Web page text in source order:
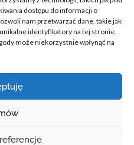
dostępu do informacji o
nam przetwarzać dane, takie jak
identyfikatory na tej stronie.
może niekorzystnie wpłynąć na
18:00
Poniedziałek-Piątek
świadczonych usług na
i Twoich danych. Jeśli
zmień ustawienia
Informacje